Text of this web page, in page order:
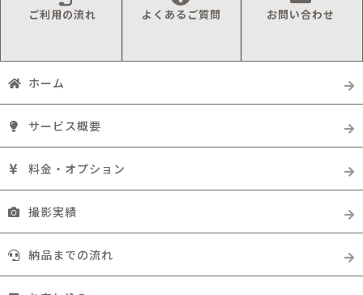
ご利用の流れ よくあるご質問 お問い合わせ
ホーム
サービス概要
料金・オプション
撮影実績
納品までの流れ